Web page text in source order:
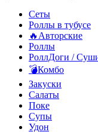
Сеты
Роллы в тубусе
🔥Авторские
Роллы
РоллДоги /
💣Комбо
Закуски
Салаты
Поке
Супы
Удон